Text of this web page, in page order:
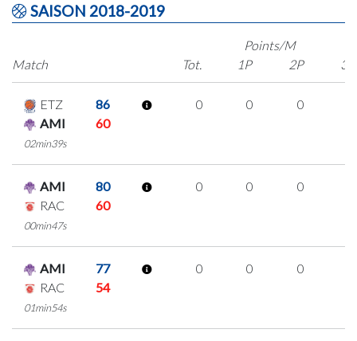
SAISON 2018-2019
Match
Points/M
Tot.
1P 2P 3P
ETZ
86
AMI
60
02min39s
0 0 0
AMI
80
RAC
60
00min47s
0 0 0
AMI
77
RAC
54
01min54s
0 0 0